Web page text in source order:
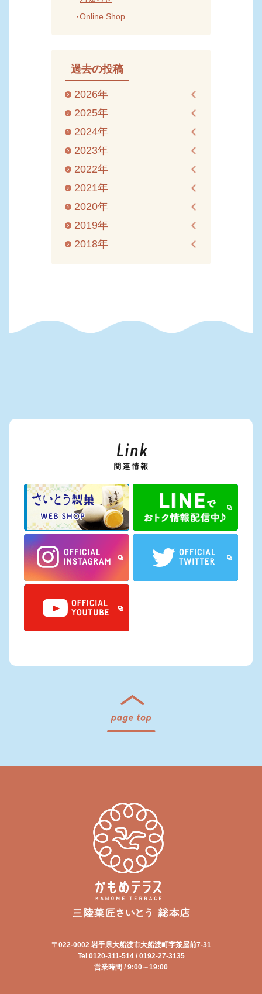
Online Shop
過去の投稿
2026年
2025年
2024年
2023年
2022年
2021年
2020年
2019年
2018年
〒022-0002 岩手県大船渡市大船渡町字茶屋前7-31
Tel 0120-311-514 / 0192-27-3135
営業時間 / 9:00～19:00